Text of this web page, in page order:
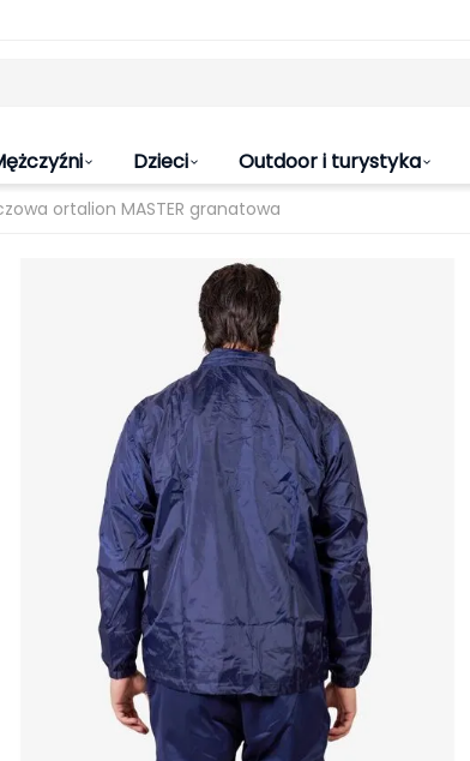
Dzieci Outdoor i turystyka
ortalion MASTER granatowa